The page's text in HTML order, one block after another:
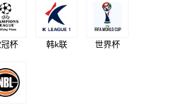
冠杯 韩k联 世界杯